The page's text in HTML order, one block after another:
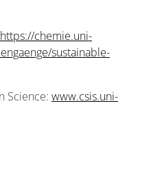
https://chemie.uni-
sustainable-
Science: www.csis.uni-